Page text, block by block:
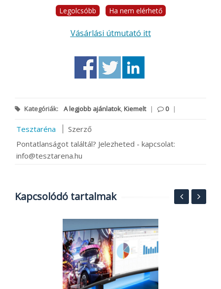
Legolcsóbb Ha nem elérhető
Vásárlási útmutató itt
Kategóriák: A legjobb ajánlatok Kiemelt | 0 |
Tesztaréna
Szerző
Pontatlanságot találtál? Jelezheted - kapcsolat:
info@tesztarena.hu
Kapcsolódó tartalmak